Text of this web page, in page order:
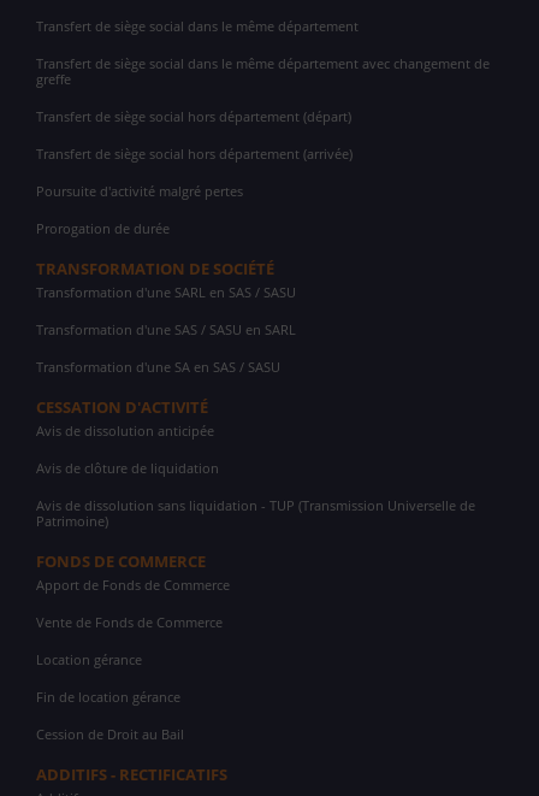
Transfert de siège social dans le même département
Transfert de siège social dans le même département avec changement de
greffe
Transfert de siège social hors département (départ)
Transfert de siège social hors département (arrivée)
Poursuite d'activité malgré pertes
Prorogation de durée
TRANSFORMATION DE SOCIÉTÉ
Transformation d'une SARL en SAS / SASU
Transformation d'une SAS / SASU en SARL
Transformation d'une SA en SAS / SASU
CESSATION D'ACTIVITÉ
Avis de dissolution anticipée
Avis de clôture de liquidation
Avis de dissolution sans liquidation - TUP (Transmission Universelle de
Patrimoine)
FONDS DE COMMERCE
Apport de Fonds de Commerce
Vente de Fonds de Commerce
Location gérance
Fin de location gérance
Cession de Droit au Bail
ADDITIFS - RECTIFICATIFS